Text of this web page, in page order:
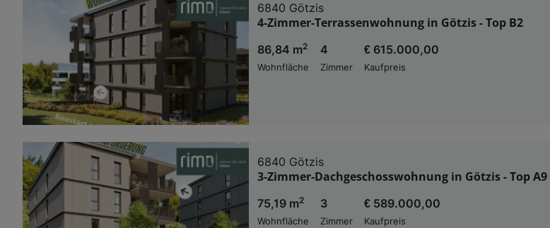
6840 Götzis
4-Zimmer-Terrassenwohnung in Götzis - Top B2
86,84 m2
Wohnfläche
4
Zimmer
€ 615.000,00
Kaufpreis
6840 Götzis
3-Zimmer-Dachgeschosswohnung in Götzis - Top A9
75,19 m2
Wohnfläche
3
Zimmer
€ 589.000,00
Kaufpreis